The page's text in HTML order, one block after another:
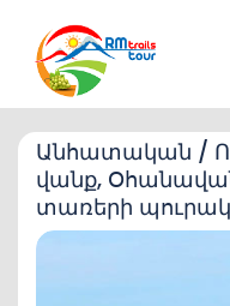
Անհատական /
վանք,
տառերի պուրակ